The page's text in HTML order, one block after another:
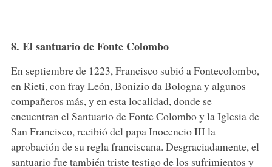
8. El santuario de Fonte Colombo
En septiembre de 1223, Francisco subió a Fontecolombo,
en Rieti, con fray León, Bonizio da Bologna y algunos
compañeros más, y en esta localidad, donde se
encuentran el Santuario de Fonte Colombo y la Iglesia de
San Francisco, recibió del papa Inocencio III la
aprobación de su regla franciscana. Desgraciadamente, el
santuario fue también triste testigo de los sufrimientos y